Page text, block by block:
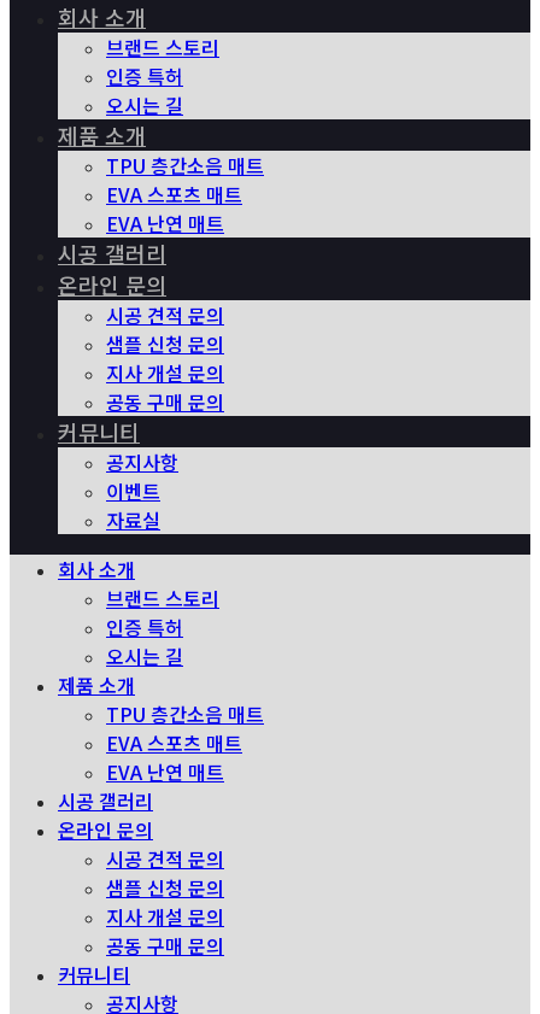
회사 소개
브랜드 스토리
인증 특허
오시는 길
제품 소개
TPU 층간소음 매트
EVA 스포츠 매트
EVA 난연 매트
시공 갤러리
온라인 문의
시공 견적 문의
샘플 신청 문의
지사 개설 문의
공동 구매 문의
커뮤니티
공지사항
이벤트
자료실
회사 소개
브랜드 스토리
인증 특허
오시는 길
제품 소개
TPU 층간소음 매트
EVA 스포츠 매트
EVA 난연 매트
시공 갤러리
온라인 문의
시공 견적 문의
샘플 신청 문의
지사 개설 문의
공동 구매 문의
커뮤니티
공지사항